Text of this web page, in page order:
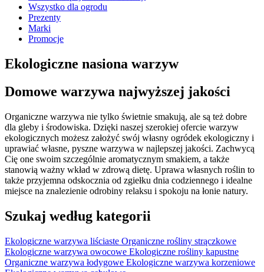
Wszystko dla ogrodu
Prezenty
Marki
Promocje
Ekologiczne nasiona warzyw
Domowe warzywa najwyższej jakości
Organiczne warzywa nie tylko świetnie smakują, ale są też dobre
dla gleby i środowiska. Dzięki naszej szerokiej ofercie warzyw
ekologicznych możesz założyć swój własny ogródek ekologiczny i
uprawiać własne, pyszne warzywa w najlepszej jakości. Zachwycą
Cię one swoim szczególnie aromatycznym smakiem, a także
stanowią ważny wkład w zdrową dietę. Uprawa własnych roślin to
także przyjemna odskocznia od zgiełku dnia codziennego i idealne
miejsce na znalezienie odrobiny relaksu i spokoju na łonie natury.
Szukaj według kategorii
Ekologiczne warzywa liściaste Organiczne rośliny strączkowe
Ekologiczne warzywa owocowe Ekologiczne rośliny kapustne
Organiczne warzywa łodygowe Ekologiczne warzywa korzeniowe